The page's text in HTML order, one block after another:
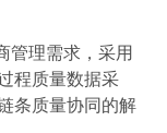
管理需求，采用
程质量数据采
条质量协同的解